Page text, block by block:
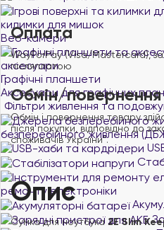
килимки для мишок
Веб-камери
аксесуари
Графічні планшети
Аксесуари для графічних
Фільтри живлення та
безперебійного живлення
ремонту електроніки
Оплата
WayForPay (Visa/Mastercard), за
післяплатою
Обмін/повернення
Обмін і повернення товару
після покупки, відповідно до
споживачів України".
Опис
Сумка для ноутбука2E Slim